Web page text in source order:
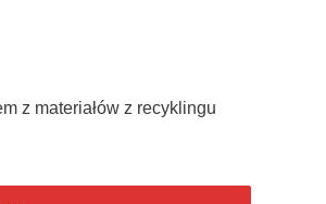
z materiałów z recyklingu